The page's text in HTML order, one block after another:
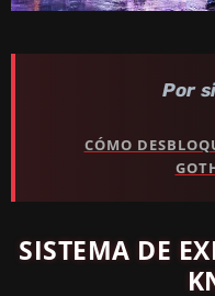
Por
CÓMO
SISTEMA DE